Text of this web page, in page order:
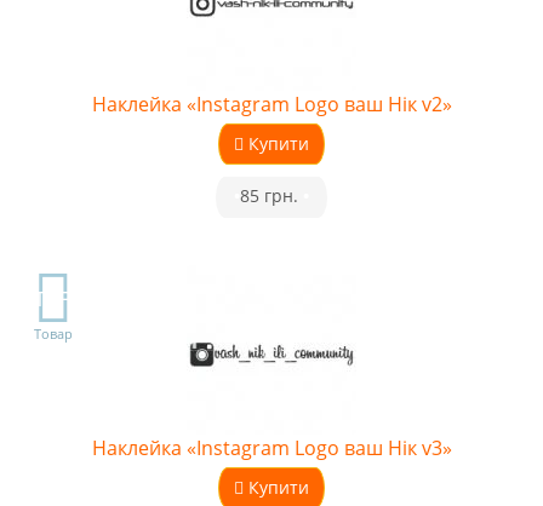
Наклейка «Instagram Logo ваш Нік v2»
Купити
85 грн.
TOP
Товар
Наклейка «Instagram Logo ваш Нік v3»
Купити